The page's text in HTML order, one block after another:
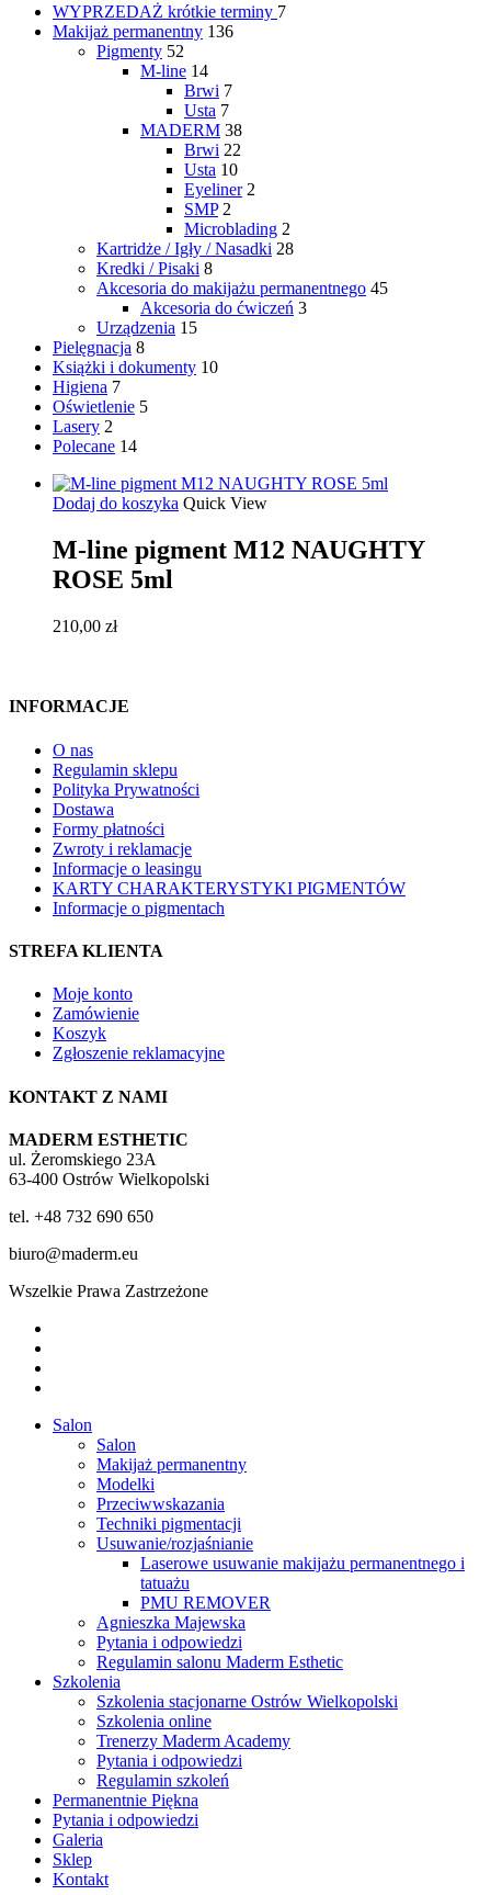
WYPRZEDAŻ krótkie terminy 7
Makijaż permanentny 136
Pigmenty 52
M-line 14
Brwi 7
Usta 7
MADERM 38
Brwi 22
Usta 10
Eyeliner 2
SMP 2
Microblading 2
Kartridże / Igły / Nasadki 28
Kredki / Pisaki 8
Akcesoria do makijażu permanentnego 45
Akcesoria do ćwiczeń 3
Urządzenia 15
Pielęgnacja 8
Książki i dokumenty 10
Higiena 7
Oświetlenie 5
Lasery 2
Polecane 14
Dodaj do koszyka Quick View
M-line pigment M12 NAUGHTY
ROSE 5ml
210,00 zł
INFORMACJE
O nas
Regulamin sklepu
Polityka Prywatności
Dostawa
Formy płatności
Zwroty i reklamacje
Informacje o leasingu
KARTY CHARAKTERYSTYKI PIGMENTÓW
Informacje o pigmentach
STREFA KLIENTA
Moje konto
Zamówienie
Koszyk
Zgłoszenie reklamacyjne
KONTAKT Z NAMI
MADERM ESTHETIC
ul. Żeromskiego 23A
63-400 Ostrów Wielkopolski
tel. +48 732 690 650
biuro@maderm.eu
Wszelkie Prawa Zastrzeżone
Close
Salon
Salon
Makijaż permanentny
Modelki
Przeciwwskazania
Techniki pigmentacji
Usuwanie/rozjaśnianie
Laserowe usuwanie makijażu permanentnego i
tatuażu
PMU REMOVER
Agnieszka Majewska
Pytania i odpowiedzi
Regulamin salonu Maderm Esthetic
Szkolenia
Szkolenia stacjonarne Ostrów Wielkopolski
Szkolenia online
Trenerzy Maderm Academy
Pytania i odpowiedzi
Regulamin szkoleń
Permanentnie Piękna
Pytania i odpowiedzi
Galeria
Sklep
Kontakt